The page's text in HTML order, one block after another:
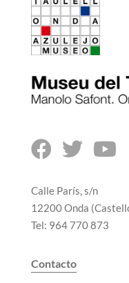
  
Calle París, s/n
12200 Onda
Tel: 964 770 873
Contacto